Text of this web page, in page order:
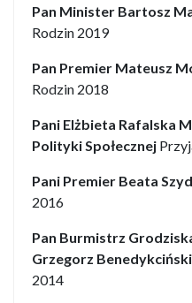
Pan Minister Bartosz
Rodzin 2019
Pan Premier Mateusz
Rodzin 2018
Pani Elżbieta Rafalska
Polityki Społecznej
Pani Premier Beata
2016
Pan Burmistrz
Grzegorz Benedykciński
2014